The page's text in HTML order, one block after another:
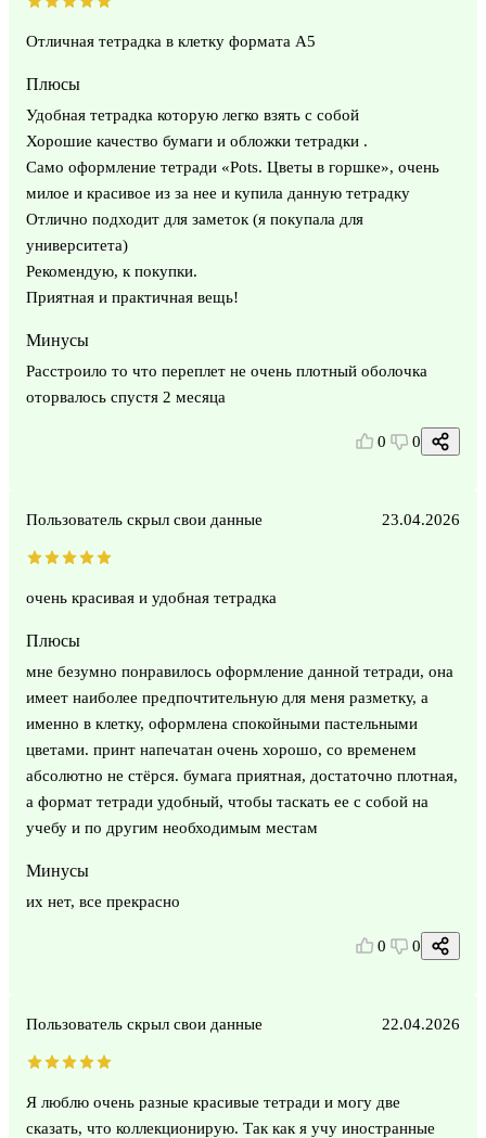
Отличная тетрадка в клетку формата А5
Плюсы
Удобная тетрадка которую легко взять с собой
Хорошие качество бумаги и обложки тетрадки .
Само оформление тетради «Pots. Цветы в горшке», очень
милое и красивое из за нее и купила данную тетрадку
Отлично подходит для заметок (я покупала для
университета)
Рекомендую, к покупки.
Приятная и практичная вещь!
Минусы
Расстроило то что переплет не очень плотный оболочка
оторвалось спустя 2 месяца
0 0
Пользователь скрыл свои данные 23.04.2026
очень красивая и удобная тетрадка
Плюсы
мне безумно понравилось оформление данной тетради, она
имеет наиболее предпочтительную для меня разметку, а
именно в клетку, оформлена спокойными пастельными
цветами. принт напечатан очень хорошо, со временем
абсолютно не стёрся. бумага приятная, достаточно плотная,
а формат тетради удобный, чтобы таскать ее с собой на
учебу и по другим необходимым местам
Минусы
их нет, все прекрасно
0 0
Пользователь скрыл свои данные 22.04.2026
Я люблю очень разные красивые тетради и могу две
сказать, что коллекционирую. Так как я учу иностранные